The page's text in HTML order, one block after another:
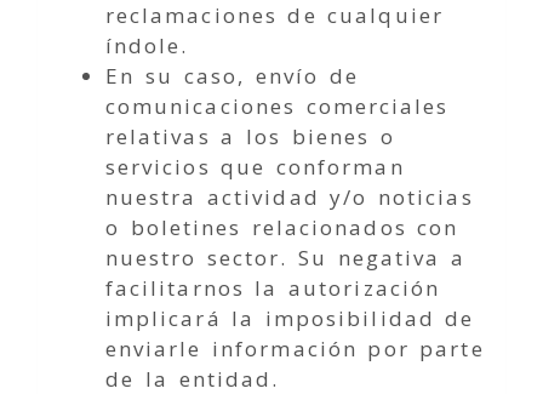
reclamaciones de cualquier
índole.
En su caso, envío de
comunicaciones comerciales
relativas a los bienes o
servicios que conforman
nuestra actividad y/o noticias
o boletines relacionados con
nuestro sector. Su negativa a
facilitarnos la autorización
implicará la imposibilidad de
enviarle información por parte
de la entidad.